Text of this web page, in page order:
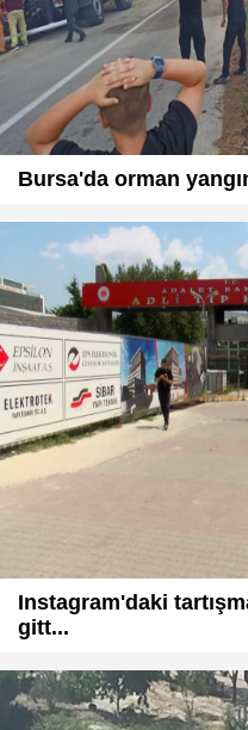
Bursa'da orman
Instagram'daki
gitt...